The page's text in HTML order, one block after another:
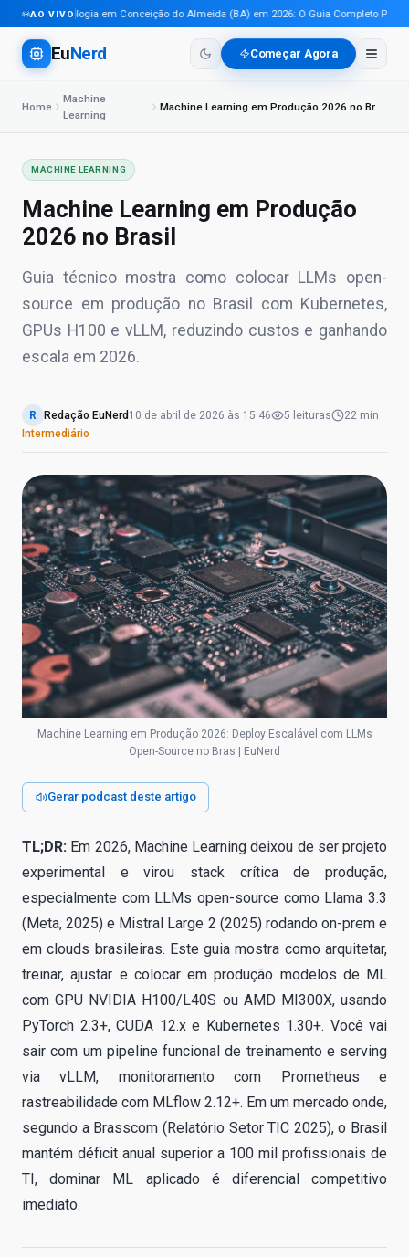
AO VIVO
Tecnologia em Conceição do Almeida (BA) em 2026: O Guia Completo Para
EuNerd Começar Agora
Home
Machine
Learning
Machine Learning em Produção 2026 no Brasil
MACHINE LEARNING
Machine Learning em Produção
2026 no Brasil
Guia técnico mostra como colocar LLMs open-
source em produção no Brasil com Kubernetes,
GPUs H100 e vLLM, reduzindo custos e ganhando
escala em 2026.
R Redação EuNerd 10 de abril de 2026 às 15:46 5 leituras
22 min
Intermediário
Machine Learning em Produção 2026: Deploy Escalável com LLMs
Open-Source no Bras | EuNerd
Gerar podcast deste artigo
TL;DR: Em 2026, Machine Learning deixou de ser projeto
experimental e virou stack crítica de produção,
especialmente com LLMs open-source como Llama 3.3
(Meta, 2025) e Mistral Large 2 (2025) rodando on-prem e
em clouds brasileiras. Este guia mostra como arquitetar,
treinar, ajustar e colocar em produção modelos de ML
com GPU NVIDIA H100/L40S ou AMD MI300X, usando
PyTorch 2.3+, CUDA 12.x e Kubernetes 1.30+. Você vai
sair com um pipeline funcional de treinamento e serving
via vLLM, monitoramento com Prometheus e
rastreabilidade com MLflow 2.12+. Em um mercado onde,
segundo a Brasscom (Relatório Setor TIC 2025), o Brasil
mantém déficit anual superior a 100 mil profissionais de
TI, dominar ML aplicado é diferencial competitivo
imediato.